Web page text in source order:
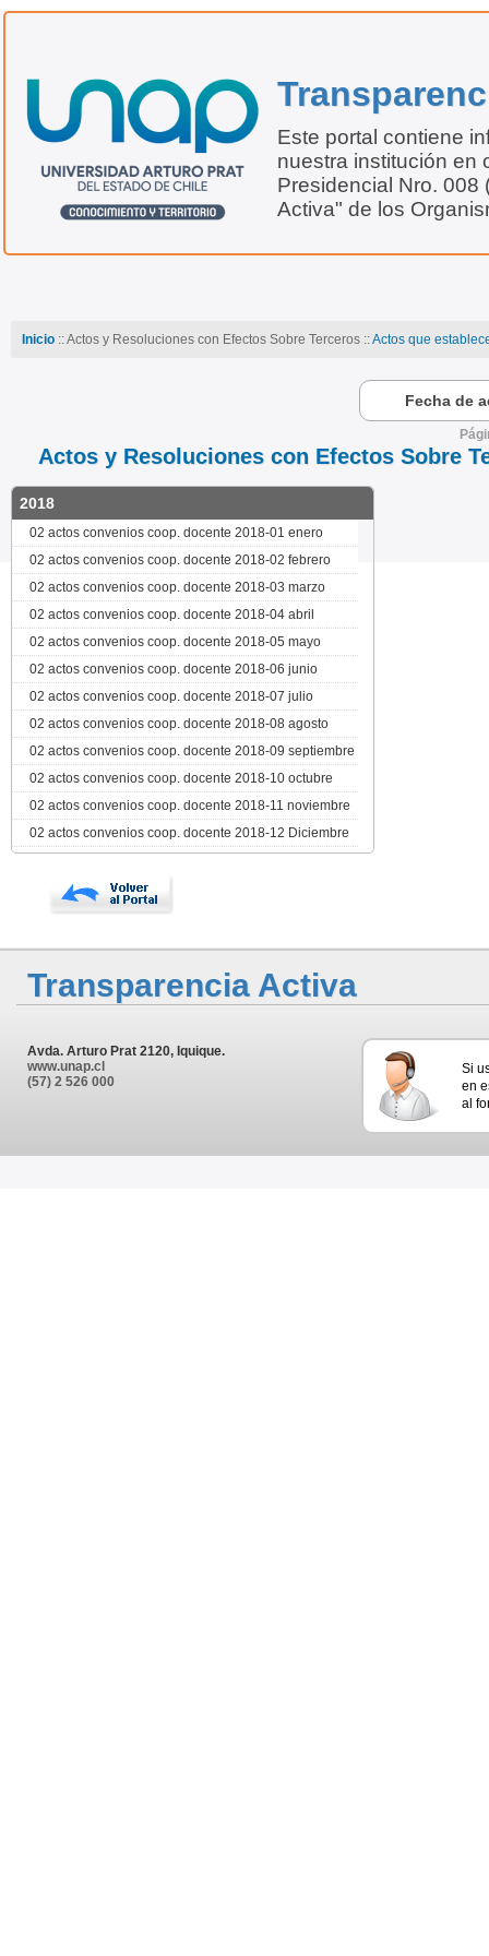
Este portal contiene
nuestra institución en
Presidencial Nro. 008
Activa" de los
Inicio:: Actos y Resoluciones con Efectos Sobre Terceros ::Actos que
Fecha de
Actos y Resoluciones con Efectos Sobre
2018
02 actos convenios coop. docente 2018-01 enero
02 actos convenios coop. docente 2018-02 febrero
02 actos convenios coop. docente 2018-03 marzo
02 actos convenios coop. docente 2018-04 abril
02 actos convenios coop. docente 2018-05 mayo
02 actos convenios coop. docente 2018-06 junio
02 actos convenios coop. docente 2018-07 julio
02 actos convenios coop. docente 2018-08 agosto
02 actos convenios coop. docente 2018-09 septiembre
02 actos convenios coop. docente 2018-10 octubre
02 actos convenios coop. docente 2018-11 noviembre
02 actos convenios coop. docente 2018-12 Diciembre
Transparencia Activa
Avda. Arturo Prat 2120, Iquique.
www.unap.cl
(57) 2 526 000
Si
en
al